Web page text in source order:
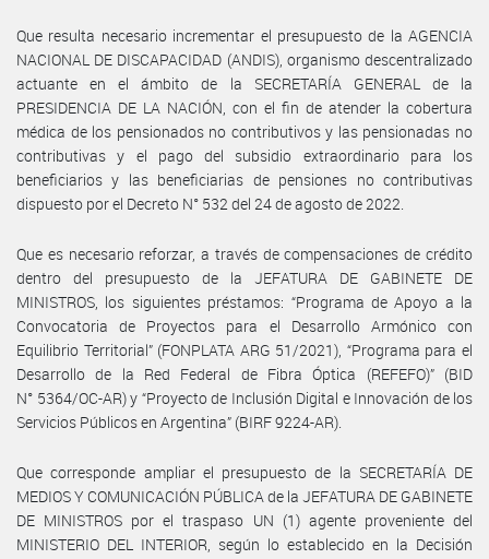
Que resulta necesario incrementar el presupuesto de la AGENCIA
NACIONAL DE DISCAPACIDAD (ANDIS), organismo descentralizado
actuante en el ámbito de la SECRETARÍA GENERAL de la
PRESIDENCIA DE LA NACIÓN, con el fin de atender la cobertura
médica de los pensionados no contributivos y las pensionadas no
contributivas y el pago del subsidio extraordinario para los
beneficiarios y las beneficiarias de pensiones no contributivas
dispuesto por el Decreto N° 532 del 24 de agosto de 2022.
Que es necesario reforzar, a través de compensaciones de crédito
dentro del presupuesto de la JEFATURA DE GABINETE DE
MINISTROS, los siguientes préstamos: “Programa de Apoyo a la
Convocatoria de Proyectos para el Desarrollo Armónico con
Equilibrio Territorial” (FONPLATA ARG 51/2021), “Programa para el
Desarrollo de la Red Federal de Fibra Óptica (REFEFO)” (BID
N° 5364/OC-AR) y “Proyecto de Inclusión Digital e Innovación de los
Servicios Públicos en Argentina” (BIRF 9224-AR).
Que corresponde ampliar el presupuesto de la SECRETARÍA DE
MEDIOS Y COMUNICACIÓN PÚBLICA de la JEFATURA DE GABINETE
DE MINISTROS por el traspaso UN (1) agente proveniente del
MINISTERIO DEL INTERIOR, según lo establecido en la Decisión